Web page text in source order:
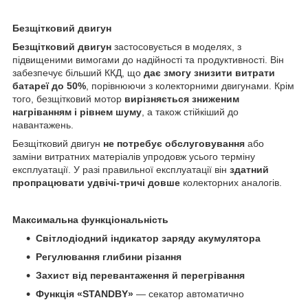
Безщітковий двигун
Безщітковий двигун застосовується в моделях, з
підвищеними вимогами до надійності та продуктивності. Він
забезпечує більший ККД, що дає змогу знизити витрати
батареї до 50% , порівнюючи з колекторними двигунами. Крім
того, безщітковий мотор вирізняється зниженим
нагріванням і рівнем шуму , а також стійкіший до
навантажень.
Безщітковий двигун не потребує обслуговування або
заміни витратних матеріалів упродовж усього терміну
експлуатації. У разі правильної експлуатації він здатний
пропрацювати удвічі-тричі довше колекторних аналогів.
Максимальна функціональність
Світлодіодний індикатор заряду акумулятора
Регулювання глибини різання
Захист від перевантаження й перегрівання
Функція «STANDBY» — секатор автоматично